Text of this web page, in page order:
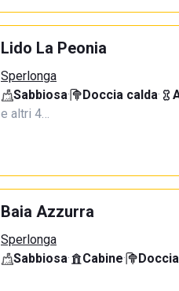
Lido La Peonia
Sperlonga
Sabbiosa· Doccia calda·
e altri 4…
Baia Azzurra
Sperlonga
Sabbiosa· Cabine·